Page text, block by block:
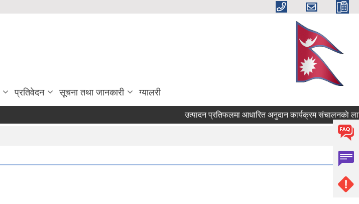
प्रतिवेदन सूचना तथा जानकारी ग्यालरी
उत्पादन प्रतिफलमा आधारित अनुदान कार्यक्रम संचालनकाे